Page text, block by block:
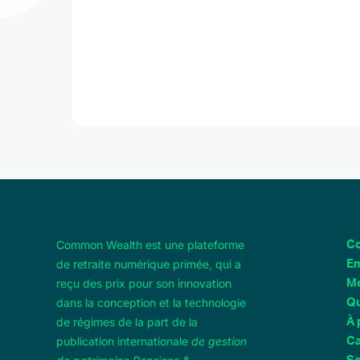
Common Wealth est une plateforme
de retraite numérique primée, qui a
reçu des prix pour son innovation
dans la conception et la technologie
de régimes de la part de la
publication internationale de gestion
À